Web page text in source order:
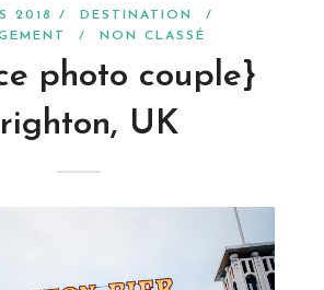
2018 / DESTINATION
/
/ NON CLASSÉ
photo couple}
UK